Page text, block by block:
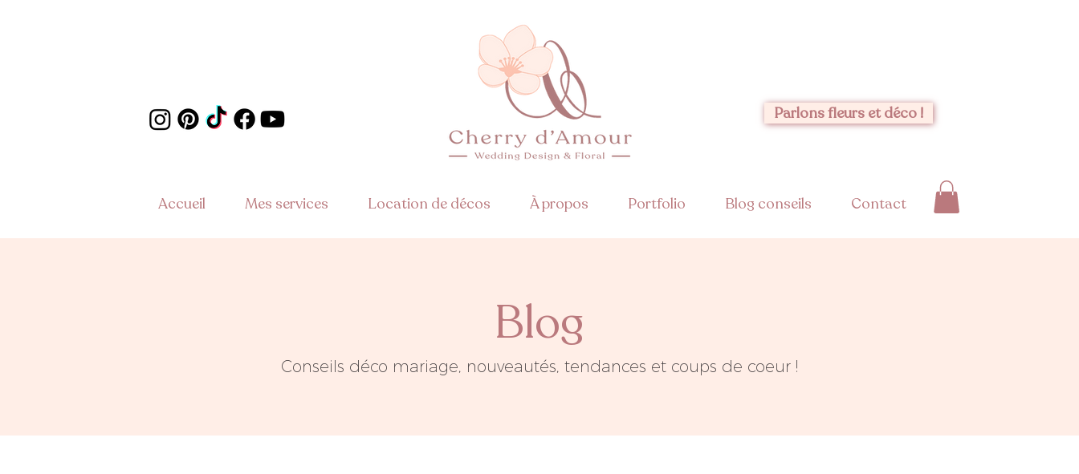
Parlons fleurs et déco !
Accueil Mes services Location de décos À propos Portfolio Blog conseils Contact
Blog
Conseils déco mariage, nouveautés, tendances et coups de coeur !